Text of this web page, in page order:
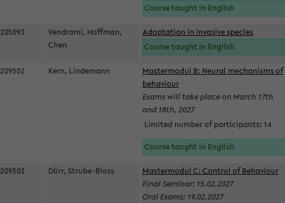
Course taught in English
205093
Vendrami, Hoffman,
Chen
Adaptation in invasive species
Course taught in English
209502 Kern, Lindemann
Mastermodul B: Neural mechanisms of
behaviour
Exams will take place on March 17th
and 18th, 2027
Limited number of participants: 14
Course taught in English
209503 Dürr, Strube-Bloss
Mastermodul C: Control of Behaviour
Final Seminar: 15.02.2027
Oral Exams: 19.02.2027